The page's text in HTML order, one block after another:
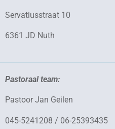
Servatiusstraat 10
6361 JD Nuth
Pastoraal team:
Pastoor Jan Geilen
045-5241208 / 06-25393435